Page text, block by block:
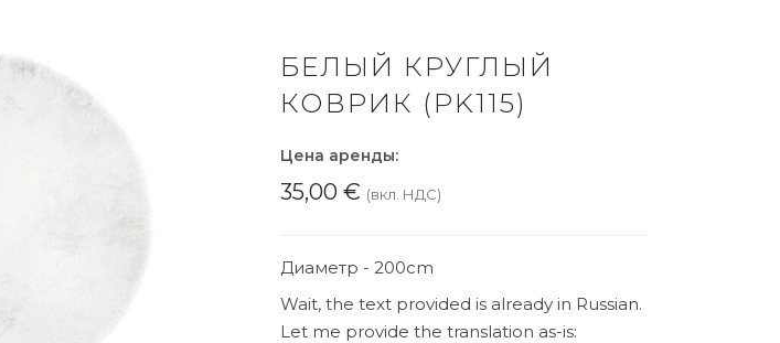
БЕЛЫЙ КРУГЛЫЙ
КОВРИК (PK115)
Цена аренды:
35,00€ (вкл. НДС)
Диаметр - 200cm
Wait, the text provided is already in Russian.
Let me provide the translation as-is: